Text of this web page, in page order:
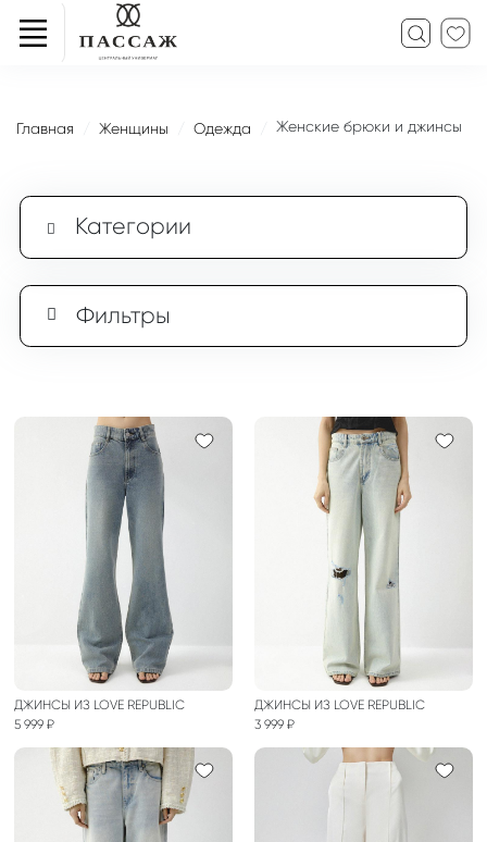
Главная Женщины Одежда Женские брюки и джинсы
Категории
Фильтры
ДЖИНСЫ ИЗ LOVE REPUBLIC
5 999 ₽
ДЖИНСЫ ИЗ LOVE REPUBLIC
3 999 ₽